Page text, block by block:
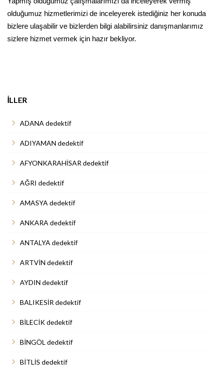
olduğumuz hizmetlerimizi de inceleyerek istediğiniz her konuda
bizlere ulaşabilir ve bizlerden bilgi alabilirsiniz danışmanlarımız
sizlere hizmet vermek için hazır bekliyor.
İLLER
ADANA dedektif
ADIYAMAN dedektif
AFYONKARAHİSAR dedektif
AĞRI dedektif
AMASYA dedektif
ANKARA dedektif
ANTALYA dedektif
ARTVİN dedektif
AYDIN dedektif
BALIKESİR dedektif
BİLECİK dedektif
BİNGÖL dedektif
BİTLİS dedektif